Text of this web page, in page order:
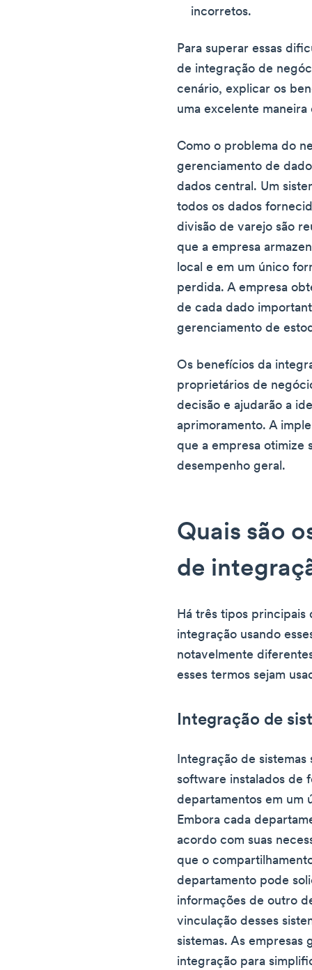
incorretos.
Para superar essas
de integração de
cenário, explicar os
uma excelente
Como o problema do
gerenciamento de
dados central. Um
todos os dados
divisão de varejo são
que a empresa
local e em um único
perdida. A empresa
de cada dado
gerenciamento de
Os benefícios da
proprietários de
decisão e ajudarão a
aprimoramento. A
que a empresa otimize
desempenho geral.
Quais são
de
Há três tipos principais
integração usando
notavelmente
esses termos sejam
Integração de
Integração de
software instalados de
departamentos em um
Embora cada
acordo com suas
que o
departamento pode
informações de outro
vinculação desses
sistemas. As empresas
integração para